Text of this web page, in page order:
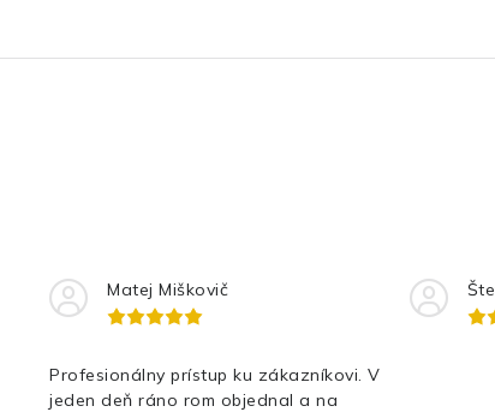
Matej Miškovič
Profesionálny prístup ku zákazníkovi. V
jeden deň ráno rom objednal a na